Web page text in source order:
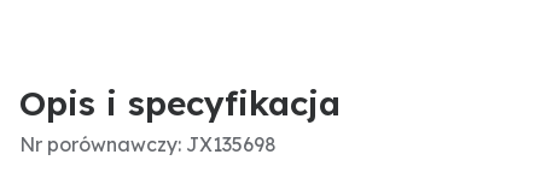
Opis i specyfikacja
Nr porównawczy: JX135698